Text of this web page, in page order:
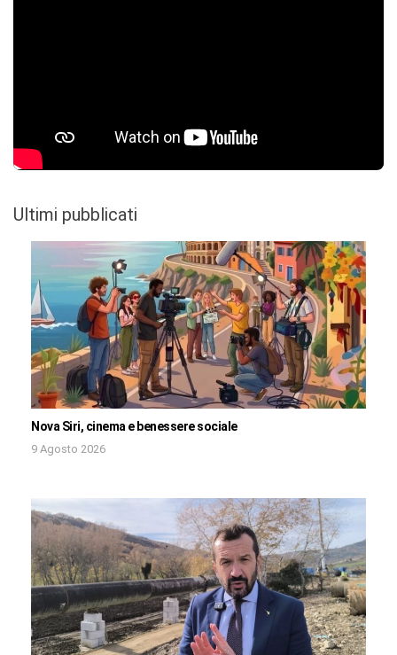
Ultimi pubblicati
Nova Siri, cinema e benessere sociale
9 Agosto 2026